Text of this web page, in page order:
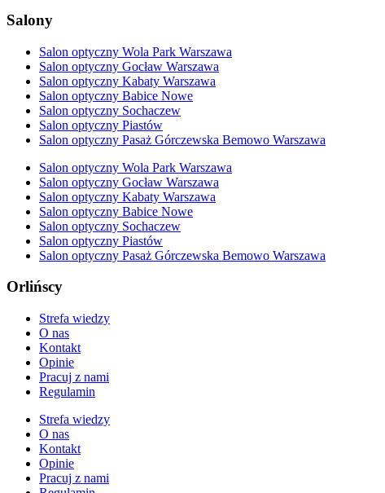
Salony
Salon optyczny Wola Park Warszawa
Salon optyczny Gocław Warszawa
Salon optyczny Kabaty Warszawa
Salon optyczny Babice Nowe
Salon optyczny Sochaczew
Salon optyczny Piastów
Salon optyczny Pasaż Górczewska Bemowo Warszawa
Salon optyczny Wola Park Warszawa
Salon optyczny Gocław Warszawa
Salon optyczny Kabaty Warszawa
Salon optyczny Babice Nowe
Salon optyczny Sochaczew
Salon optyczny Piastów
Salon optyczny Pasaż Górczewska Bemowo Warszawa
Orlińscy
Strefa wiedzy
O nas
Kontakt
Opinie
Pracuj z nami
Regulamin
Strefa wiedzy
O nas
Kontakt
Opinie
Pracuj z nami